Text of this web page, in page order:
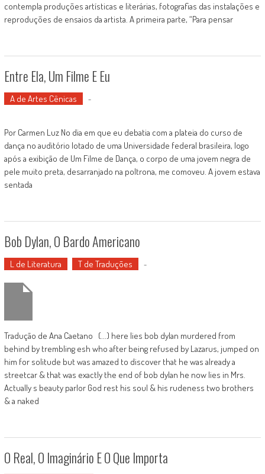
contempla produções artísticas e literárias, fotografias das instalações e
reproduções de ensaios da artista. A primeira parte, “Para pensar
Entre Ela, Um Filme E Eu
A de Artes Cênicas -
Por Carmen Luz No dia em que eu debatia com a plateia do curso de
dança no auditório lotado de uma Universidade federal brasileira, logo
após a exibição de Um Filme de Dança, o corpo de uma jovem negra de
pele muito preta, desarranjado na poltrona, me comoveu. A jovem estava
sentada
Bob Dylan, O Bardo Americano
L de Literatura T de Traduções -
Tradução de Ana Caetano (...) here lies bob dylan murdered from
behind by trembling esh who after being refused by Lazarus, jumped on
him for solitude but was amazed to discover that he was already a
streetcar & that was exactly the end of bob dylan he now lies in Mrs.
Actually s beauty parlor God rest his soul & his rudeness two brothers
& a naked
O Real, O Imaginário E O Que Importa